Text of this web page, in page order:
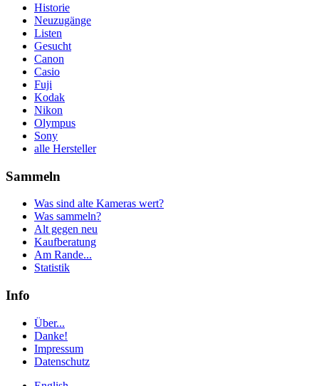
Historie
Neuzugänge
Listen
Gesucht
Canon
Casio
Fuji
Kodak
Nikon
Olympus
Sony
alle Hersteller
Sammeln
Was sind alte Kameras wert?
Was sammeln?
Alt gegen neu
Kaufberatung
Am Rande...
Statistik
Info
Über...
Danke!
Impressum
Datenschutz